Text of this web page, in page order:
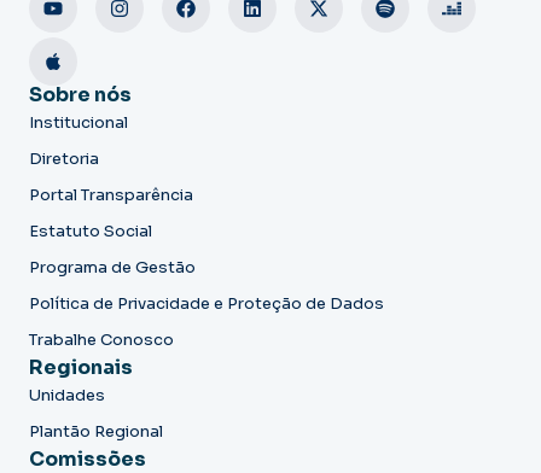
Sobre nós
Institucional
Diretoria
Portal Transparência
Estatuto Social
Programa de Gestão
Política de Privacidade e Proteção de Dados
Trabalhe Conosco
Regionais
Unidades
Plantão Regional
Comissões